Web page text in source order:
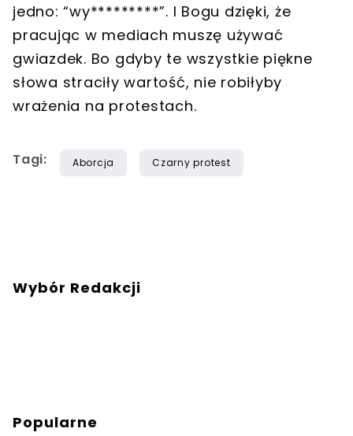
jedno: “wy*********”. I Bogu dzięki, że
pracując w mediach muszę używać
gwiazdek. Bo gdyby te wszystkie piękne
słowa straciły wartość, nie robiłyby
wrażenia na protestach.
Tagi: Aborcja Czarny protest
Wybór Redakcji
Popularne